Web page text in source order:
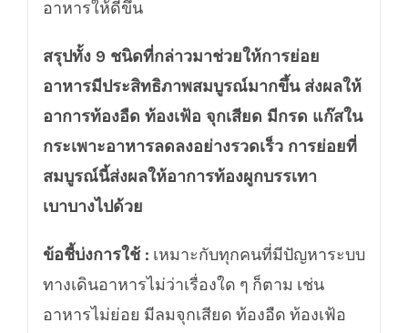
อาหารให้ดีขึ้น
สรุปทั้ง 9 ชนิดที่กล่าวมาช่วยให้การย่อย
อาหารมีประสิทธิภาพสมบูรณ์มากขึ้น ส่งผลให้
อาการท้องอืด ท้องเฟ้อ จุกเสียด มีกรด แก๊สใน
กระเพาะอาหารลดลงอย่างรวดเร็ว การย่อยที่
สมบูรณ์นี้ส่งผลให้อาการท้องผูกบรรเทา
เบาบางไปด้วย
ข้อชี้บ่งการใช้ : เหมาะกับทุกคนที่มีปัญหาระบบ
ทางเดินอาหารไม่ว่าเรื่องใด ๆ ก็ตาม เช่น
อาหารไม่ย่อย มีลมจุกเสียด ท้องอืด ท้องเฟ้อ